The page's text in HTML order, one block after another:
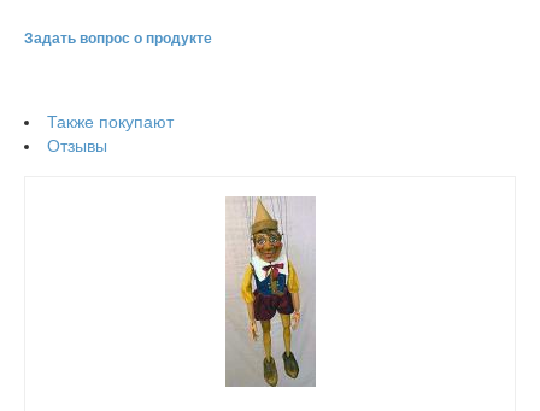
Задать вопрос о продукте
Также покупают
Отзывы